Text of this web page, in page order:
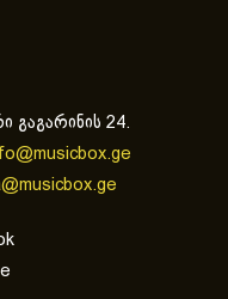
გაგარინის 24.